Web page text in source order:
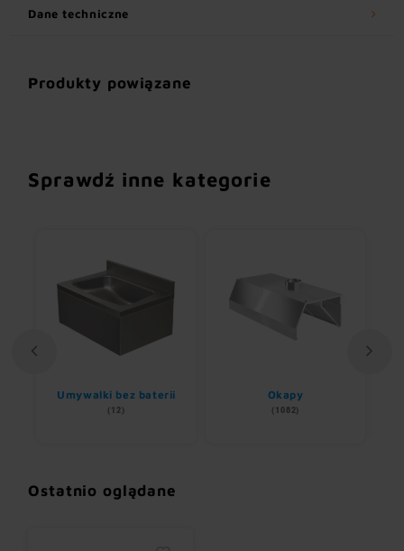
Dane techniczne
Produkty powiązane
Sprawdź inne kategorie
Umywalki bez baterii
(12)
Okapy
(1082)
Ostatnio oglądane